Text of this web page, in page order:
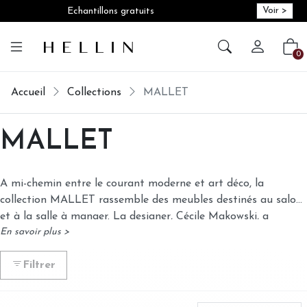
Echantillons gratuits Voir >
Créer 0
Accueil Collections MALLET
MALLET
A mi-chemin entre le courant moderne et art déco, la
collection MALLET rassemble des meubles destinés au salon
et à la salle à manger. La designer, Cécile Makowski, a
imaginé cette collection comme un trait d'union esthétique
entre hier et demain "la madeleine de Proust contemporaine".
Des meubles aux caractères affirmés, aux détails graphiques
et adaptés à nos intérieurs actuels. Les élégantes poignées
En savoir plus >
Filtrer